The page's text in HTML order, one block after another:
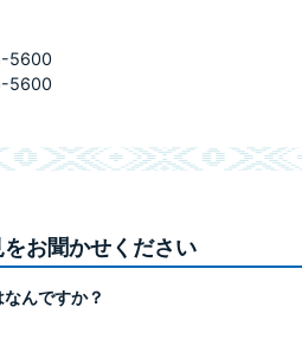
5600
5600
お聞かせください
んですか？